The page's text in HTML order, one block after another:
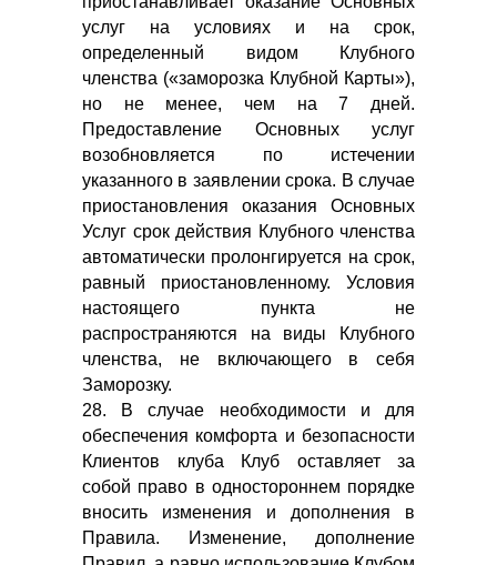
услуг на условиях и на срок,
определенный видом Клубного
членства («заморозка Клубной Карты»),
но не менее, чем на 7 дней.
Предоставление Основных услуг
возобновляется по истечении
указанного в заявлении срока. В случае
приостановления оказания Основных
Услуг срок действия Клубного членства
автоматически пролонгируется на срок,
равный приостановленному. Условия
настоящего пункта не
распространяются на виды Клубного
членства, не включающего в себя
Заморозку.
28. В случае необходимости и для
обеспечения комфорта и безопасности
Клиентов клуба Клуб оставляет за
собой право в одностороннем порядке
вносить изменения и дополнения в
Правила. Изменение, дополнение